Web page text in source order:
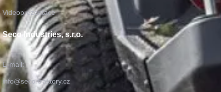
Videoprezentace
Seco Industries, s.r.o.
E-mail:
info@seco-traktory.cz